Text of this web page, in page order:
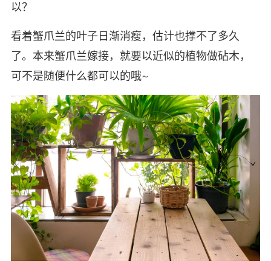
以？
看着蟹爪兰的叶子日渐消瘦，估计也撑不了多久
了。本来蟹爪兰嫁接，就要以近似的植物做砧木，
可不是随便什么都可以的哦~